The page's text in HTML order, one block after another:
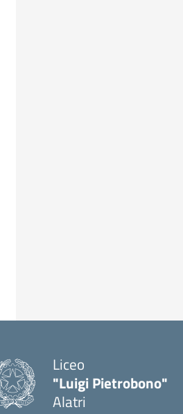
Liceo
"Luigi Pietrobono"
Alatri